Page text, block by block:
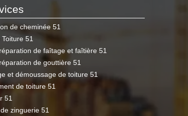
de cheminée 51
51
de faîtage et faîtière 51
de gouttière 51
et démoussage de toiture 51
de toiture 51
51
zinguerie 51